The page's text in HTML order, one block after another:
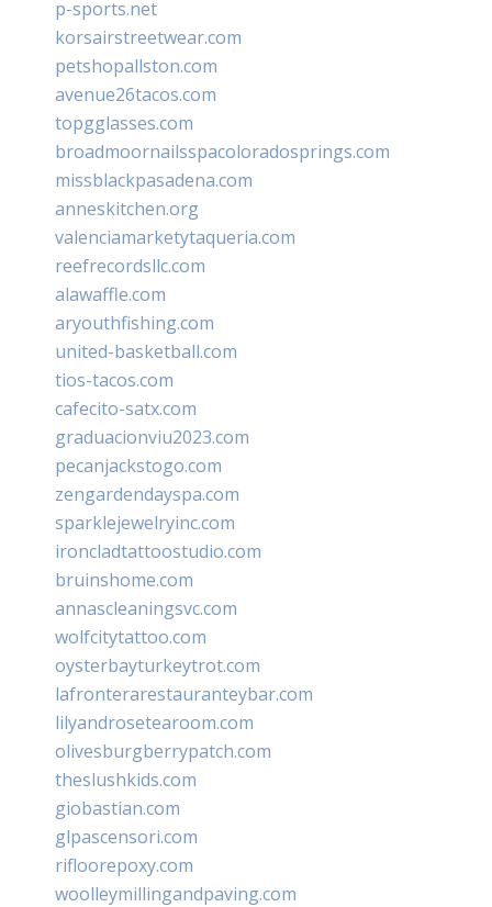
p-sports.net
korsairstreetwear.com
petshopallston.com
avenue26tacos.com
topgglasses.com
broadmoornailsspacoloradosprings.com
missblackpasadena.com
anneskitchen.org
valenciamarketytaqueria.com
reefrecordsllc.com
alawaffle.com
aryouthfishing.com
united-basketball.com
tios-tacos.com
cafecito-satx.com
graduacionviu2023.com
pecanjackstogo.com
zengardendayspa.com
sparklejewelryinc.com
ironcladtattoostudio.com
bruinshome.com
annascleaningsvc.com
wolfcitytattoo.com
oysterbayturkeytrot.com
lafronterarestauranteybar.com
lilyandrosetearoom.com
olivesburgberrypatch.com
theslushkids.com
giobastian.com
glpascensori.com
rifloorepoxy.com
woolleymillingandpaving.com